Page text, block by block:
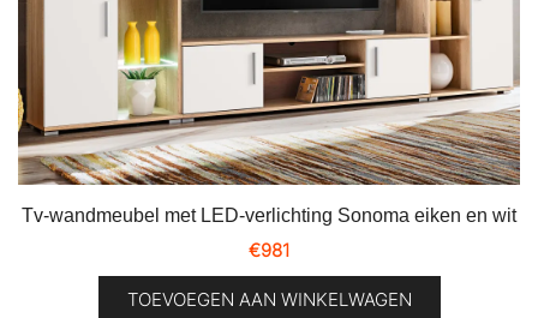
Tv-wandmeubel met LED-verlichting Sonoma eiken en wit
€981
TOEVOEGEN AAN WINKELWAGEN